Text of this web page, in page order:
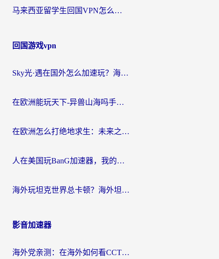
马来西亚留学生回国VPN怎么选？3个避坑点+1款实测好用的加速器推荐
回国游戏vpn
Sky光·遇在国外怎么加速玩？海外党亲测有效的国服游戏加速指南
在欧洲能玩天下-异兽山海吗手游？海外玩家的加速器生存指南
在欧洲怎么打绝地求生：未来之役不卡？留学生亲测的加速器避坑指南
人在美国玩BanG加速器，我的延迟终于绿了
海外玩坦克世界总卡顿？海外坦克世界加速器有哪些？实测好用的选择在这里
影音加速器
海外党亲测：在海外如何看CCTV？告别“仅限大陆播放”的实用指南